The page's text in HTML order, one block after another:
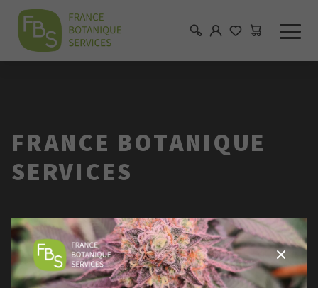
FRANCE BOTANIQUE
SERVICES
Aucun produit disponible